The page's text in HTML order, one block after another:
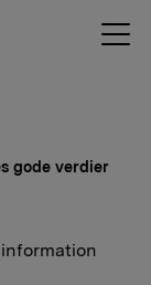
gode verdier